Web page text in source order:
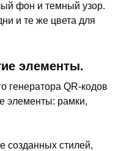
фон и темный узор.
и те же цвета для
элементы.
генератора QR-кодов
элементы: рамки,
созданных стилей,